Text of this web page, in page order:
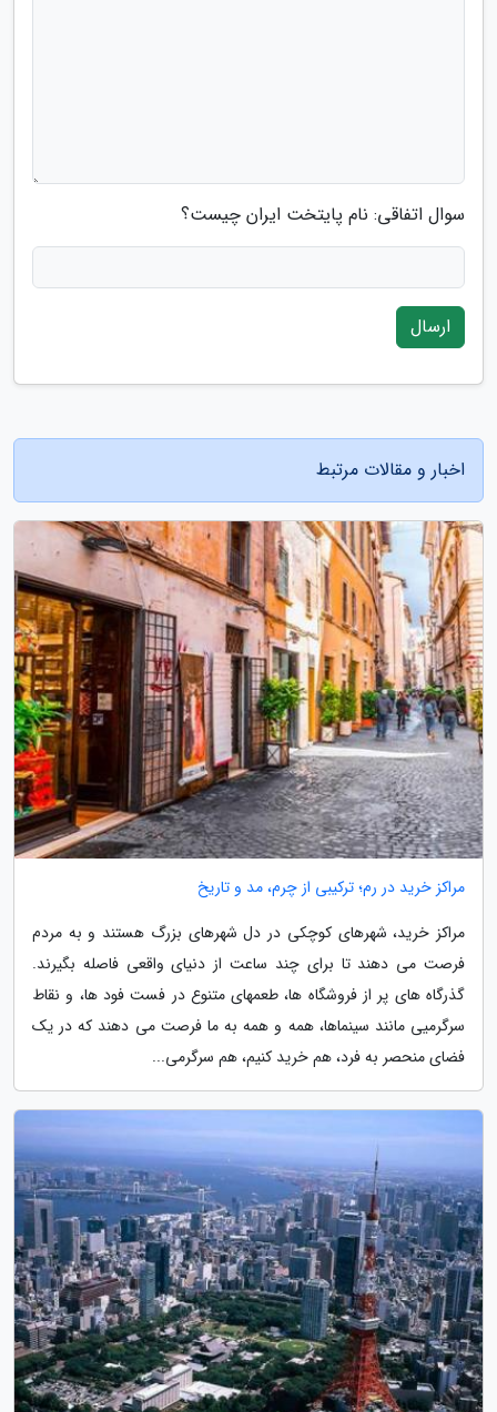
سوال اتفاقی: نام پایتخت ایران چیست؟
ارسال
اخبار و مقالات مرتبط
مراکز خرید در رم؛ ترکیبی از چرم، مد و تاریخ
مراکز خرید، شهرهای کوچکی در دل شهرهای بزرگ هستند و به مردم
فرصت می دهند تا برای چند ساعت از دنیای واقعی فاصله بگیرند.
گذرگاه های پر از فروشگاه ها، طعمهای متنوع در فست فود ها، و نقاط
سرگرمیی مانند سینماها، همه و همه به ما فرصت می دهند که در یک
فضای منحصر به فرد، هم خرید کنیم، هم سرگرمی...